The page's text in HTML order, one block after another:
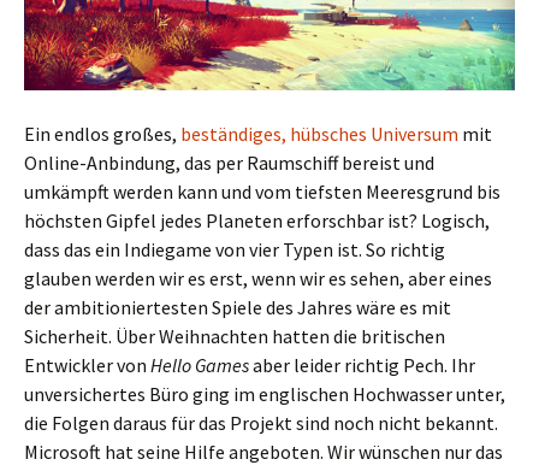
Ein endlos großes, beständiges, hübsches Universum mit
Online-Anbindung, das per Raumschiff bereist und
umkämpft werden kann und vom tiefsten Meeresgrund bis
höchsten Gipfel jedes Planeten erforschbar ist? Logisch,
dass das ein Indiegame von vier Typen ist. So richtig
glauben werden wir es erst, wenn wir es sehen, aber eines
der ambitioniertesten Spiele des Jahres wäre es mit
Sicherheit. Über Weihnachten hatten die britischen
Entwickler von Hello Gamesaber leider richtig Pech. Ihr
unversichertes Büro ging im englischen Hochwasser unter,
die Folgen daraus für das Projekt sind noch nicht bekannt.
Microsoft hat seine Hilfe angeboten. Wir wünschen nur das